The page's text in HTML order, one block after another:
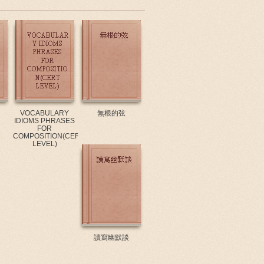
VOCABULARY
IDIOMS PHRASES
FOR
COMPOSITION(CERT
LEVEL)
無根的弦
讀寫幽默談